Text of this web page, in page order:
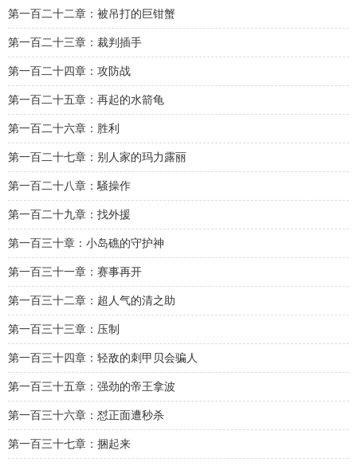
第一百二十二章：被吊打的巨钳蟹
第一百二十三章：裁判插手
第一百二十四章：攻防战
第一百二十五章：再起的水箭龟
第一百二十六章：胜利
第一百二十七章：别人家的玛力露丽
第一百二十八章：騒操作
第一百二十九章：找外援
第一百三十章：小岛礁的守护神
第一百三十一章：赛事再开
第一百三十二章：超人气的清之助
第一百三十三章：压制
第一百三十四章：轻敌的刺甲贝会骗人
第一百三十五章：强劲的帝王拿波
第一百三十六章：怼正面遭秒杀
第一百三十七章：捆起来